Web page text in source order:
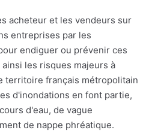
acheteur et les vendeurs sur
entreprises par les
endiguer ou prévenir ces
les risques majeurs à
territoire français métropolitain
d'inondations en font partie,
d'eau, de vague
de nappe phréatique.